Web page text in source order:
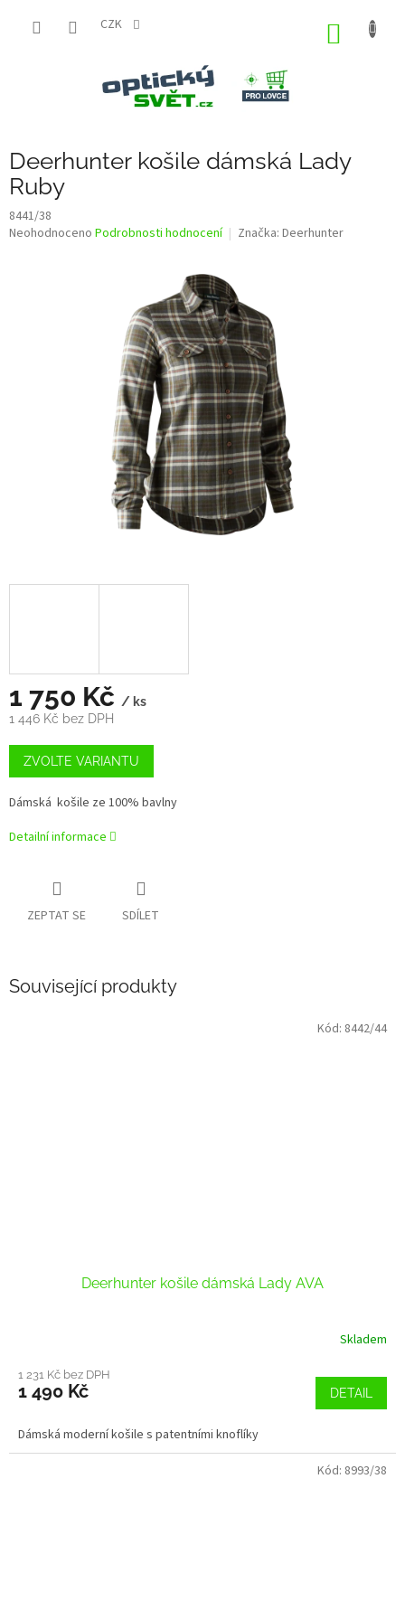
CZK
Deerhunter košile dámská Lady
Ruby
8441/38
Průměrné
Neohodnoceno Podrobnosti hodnocení Značka: Deerhunter
1 750 Kč / ks
1 446 Kč bez DPH
Měrná
cena:
ZVOLTE VARIANTU
Dámská košile ze 100% bavlny
Detailní informace
ZEPTAT SE SDÍLET
Související produkty
Deerhunter košile dámská Lady AVA
Skladem
1 231 Kč bez DPH
1 490 Kč DETAIL
Dámská moderní košile s patentními knoflíky
Kód: 8442/44
Kód: 8993/38